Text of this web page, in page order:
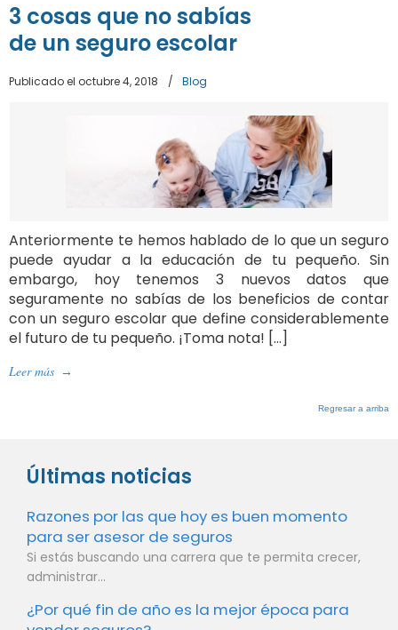
3 cosas que no sabías
de un seguro escolar
Publicado el octubre 4, 2018 / Blog
Anteriormente te hemos hablado de lo que un seguro
puede ayudar a la educación de tu pequeño. Sin
embargo, hoy tenemos 3 nuevos datos que
seguramente no sabías de los beneficios de contar
con un seguro escolar que define considerablemente
el futuro de tu pequeño. ¡Toma nota! […]
Leer más →
Regresar a arriba
Últimas noticias
Razones por las que hoy es buen momento
para ser asesor de seguros
Si estás buscando una carrera que te permita crecer,
administrar...
¿Por qué fin de año es la mejor época para